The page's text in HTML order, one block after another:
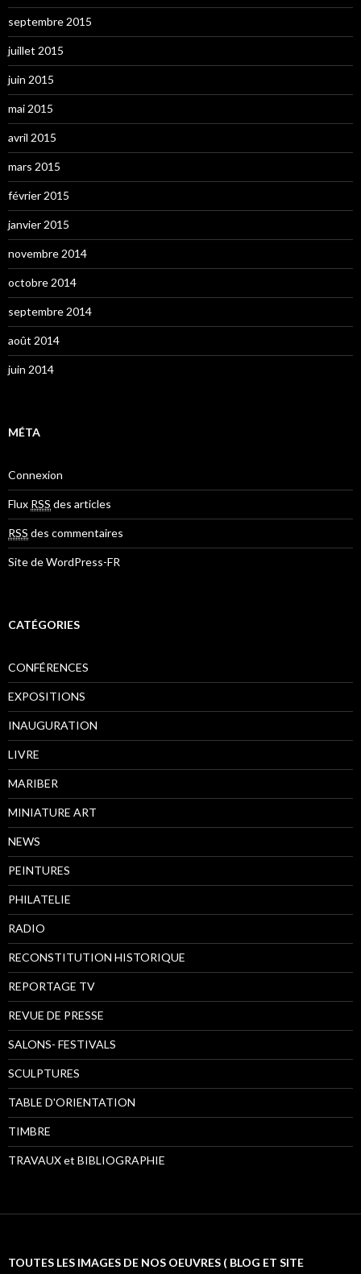
septembre 2015
juillet 2015
juin 2015
mai 2015
avril 2015
mars 2015
février 2015
janvier 2015
novembre 2014
octobre 2014
septembre 2014
août 2014
juin 2014
MÉTA
Connexion
Flux RSS des articles
RSS des commentaires
Site de WordPress-FR
CATÉGORIES
CONFÉRENCES
EXPOSITIONS
INAUGURATION
LIVRE
MARIBER
MINIATURE ART
NEWS
PEINTURES
PHILATELIE
RADIO
RECONSTITUTION HISTORIQUE
REPORTAGE TV
REVUE DE PRESSE
SALONS- FESTIVALS
SCULPTURES
TABLE D'ORIENTATION
TIMBRE
TRAVAUX et BIBLIOGRAPHIE
TOUTES LES IMAGES DE NOS OEUVRES ( BLOG ET SITE